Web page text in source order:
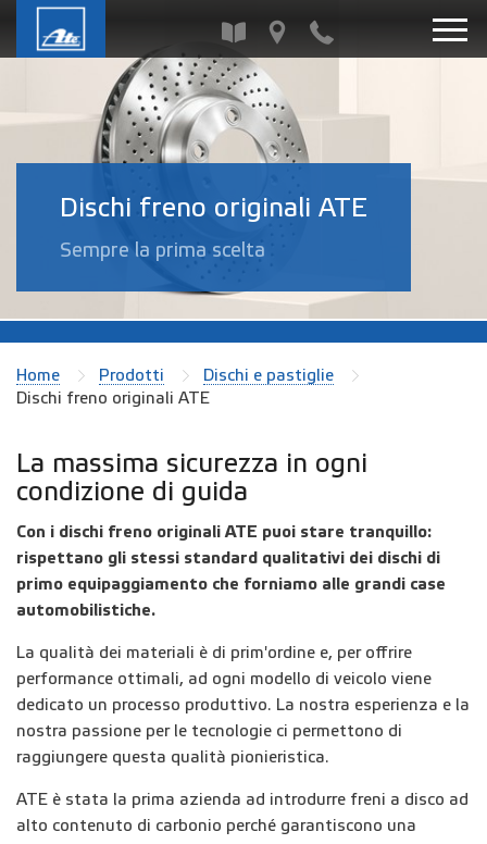
Dischi freno originali ATE
Sempre la prima scelta
Home Prodotti
Dischi e pastiglie
Dischi freno originali ATE
La massima sicurezza in ogni
condizione di guida
Con i dischi freno originali ATE puoi stare tranquillo:
rispettano gli stessi standard qualitativi dei dischi di
primo equipaggiamento che forniamo alle grandi case
automobilistiche.
La qualità dei materiali è di prim'ordine e, per offrire
performance ottimali, ad ogni modello di veicolo viene
dedicato un processo produttivo. La nostra esperienza e la
nostra passione per le tecnologie ci permettono di
raggiungere questa qualità pionieristica.
ATE è stata la prima azienda ad introdurre freni a disco ad
alto contenuto di carbonio perché garantiscono una